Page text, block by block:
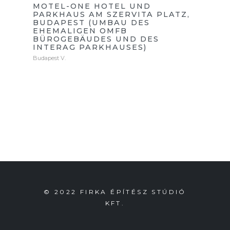
MOTEL-ONE HOTEL UND
PARKHAUS AM SZERVITA PLATZ,
BUDAPEST (UMBAU DES
EHEMALIGEN OMFB
BÜROGEBÄUDES UND DES
INTERAG PARKHAUSES)
Budapest V.
© 2022 FIRKA ÉPÍTÉSZ STÚDIÓ
KFT.